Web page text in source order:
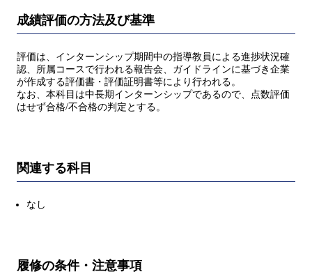
成績評価の方法及び基準
評価は、インターンシップ期間中の指導教員による進捗状況確
認、所属コースで行われる報告会、ガイドラインに基づき企業
が作成する評価書・評価証明書等により行われる。
なお、本科目は中長期インターンシップであるので、点数評価
はせず合格/不合格の判定とする。
関連する科目
なし
履修の条件・注意事項